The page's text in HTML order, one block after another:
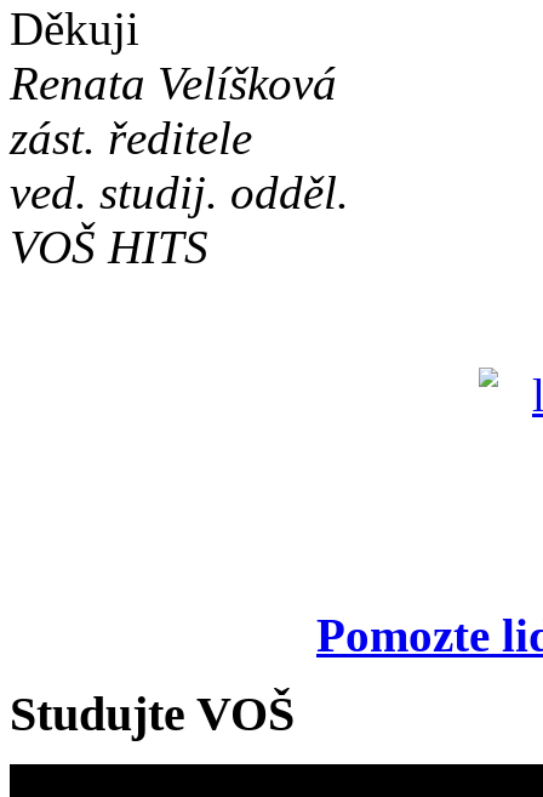
Děkuji
Renata Velíšková
zást. ředitele
ved. studij. odděl.
VOŠ HITS
Pomozte
Studujte VOŠ